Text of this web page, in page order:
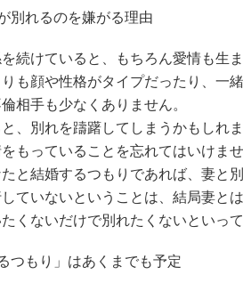
別れるのを嫌がる理由
続けていると、もちろん愛情も生
も顔や性格がタイプだったり、一
相手も少なくありません。
、別れを躊躇してしまうかもしれ
もっていることを忘れてはいけませ
と結婚するつもりであれば、妻と
ていないということは、結局妻と
くないだけで別れたくないといって
つもり」はあくまでも予定